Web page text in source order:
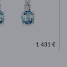
1 431 €